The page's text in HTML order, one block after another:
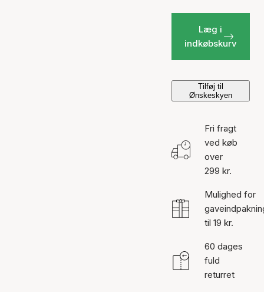
Læg i
indkøbskurv
Tilføj til
Ønskeskyen
Fri fragt
ved køb
over
299 kr.
Mulighed for
til 19 kr.
60 dages
fuld
returret